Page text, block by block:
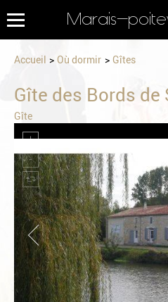
Marais-
Accueil Où dormir Gîtes
Gîte des Bords de
Gîte